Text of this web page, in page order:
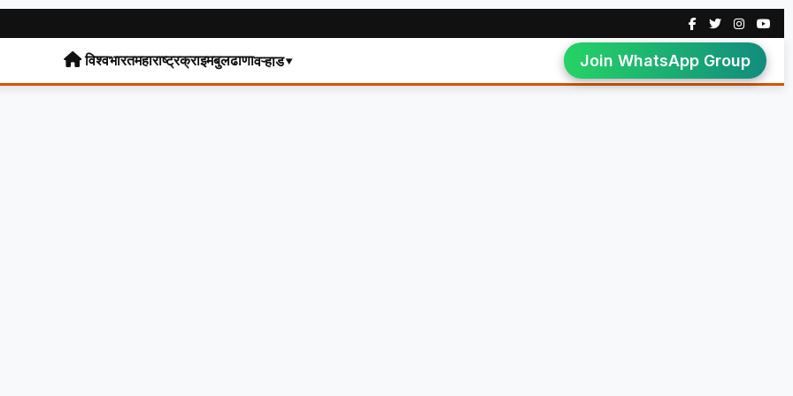
विश्वभारतमहाराष्ट्रक्राइमबुलढाणावऱ्हाड▾ Join WhatsApp Group